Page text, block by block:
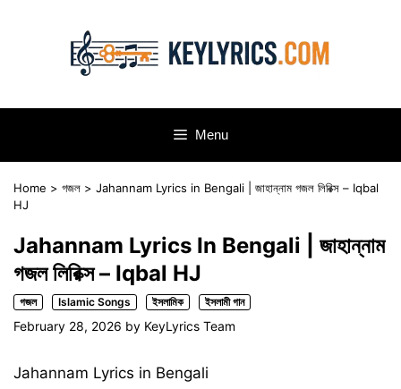
Menu
Home > গজল > Jahannam Lyrics in Bengali | জাহান্নাম গজল লিরিক্স – Iqbal
HJ
Jahannam Lyrics In Bengali | জাহান্নাম
গজল লিরিক্স – Iqbal HJ
গজল Islamic Songs ইসলামিক ইসলামী গান
February 28, 2026 by KeyLyrics Team
Jahannam Lyrics in Bengali